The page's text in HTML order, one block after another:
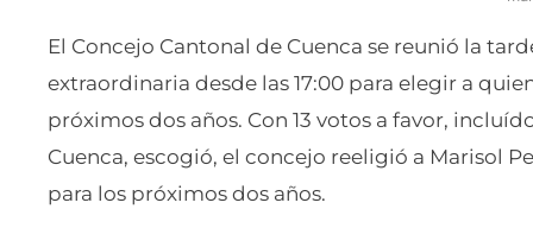
El Concejo Cantonal de Cuenca se reunió la
extraordinaria desde las 17:00 para elegir a
próximos dos años. Con 13 votos a favor,
Cuenca, escogió, el concejo reeligió a Marisol
para los próximos dos años.